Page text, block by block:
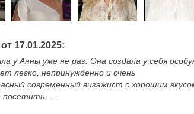
17.01.2025:
у Анны уже не раз. Она создала у себя
легко, непринужденно и очень
современный визажист с хорошим
...